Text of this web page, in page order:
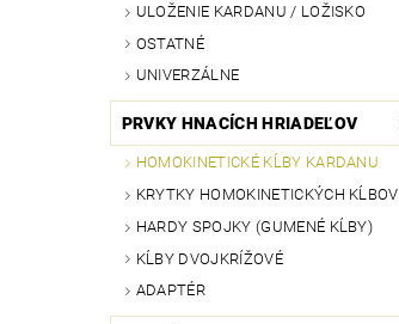
ULOŽENIE KARDANU / LOŽISKO
OSTATNÉ
UNIVERZÁLNE
PRVKY HNACÍCH HRIADEĽOV
HOMOKINETICKÉ KĹBY KARDANU
KRYTKY HOMOKINETICKÝCH KĹBOV
HARDY SPOJKY (GUMENÉ KĹBY)
KĹBY DVOJKRÍŽOVÉ
ADAPTÉR